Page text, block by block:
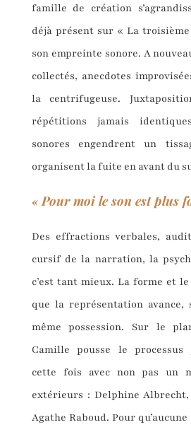
famille de création
déjà présent sur « La
son empreinte sonore. A
collectés, anecdotes
la centrifugeuse.
répétitions jamais
sonores engendrent un
organisent la fuite en avant du
«Pour moi le son est plus
Des effractions verbales,
cursif de la narration, la
c’est tant mieux. La forme et
que la représentation avance,
même possession. Sur le
Camille pousse le processus
cette fois avec non pas un
extérieurs : Delphine
Agathe Raboud. Pour